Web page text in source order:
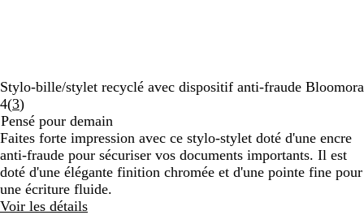
Stylo-bille/stylet recyclé avec dispositif anti-fraude Bloomora
4(3Lire
les
3
avis
)
Pensé pour demain
Faites forte impression avec ce stylo-stylet doté d'une encre
anti-fraude pour sécuriser vos documents importants. Il est
doté d'une élégante finition chromée et d'une pointe fine pour
une écriture fluide.
Voir les détails